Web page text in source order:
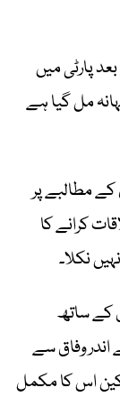
پارٹی میں
مل گیا ہے
مطالبے پر
کرانے کا
نکلا۔
کے ساتھ
اندر وفاق سے
اس کا مکمل